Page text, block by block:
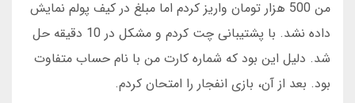
من 500 هزار تومان واریز کردم اما مبلغ در کیف پولم نمایش
داده نشد. با پشتیبانی چت کردم و مشکل در 10 دقیقه حل
شد. دلیل این بود که شماره کارت من با نام حساب متفاوت
بود. بعد از آن، بازی انفجار را امتحان کردم.